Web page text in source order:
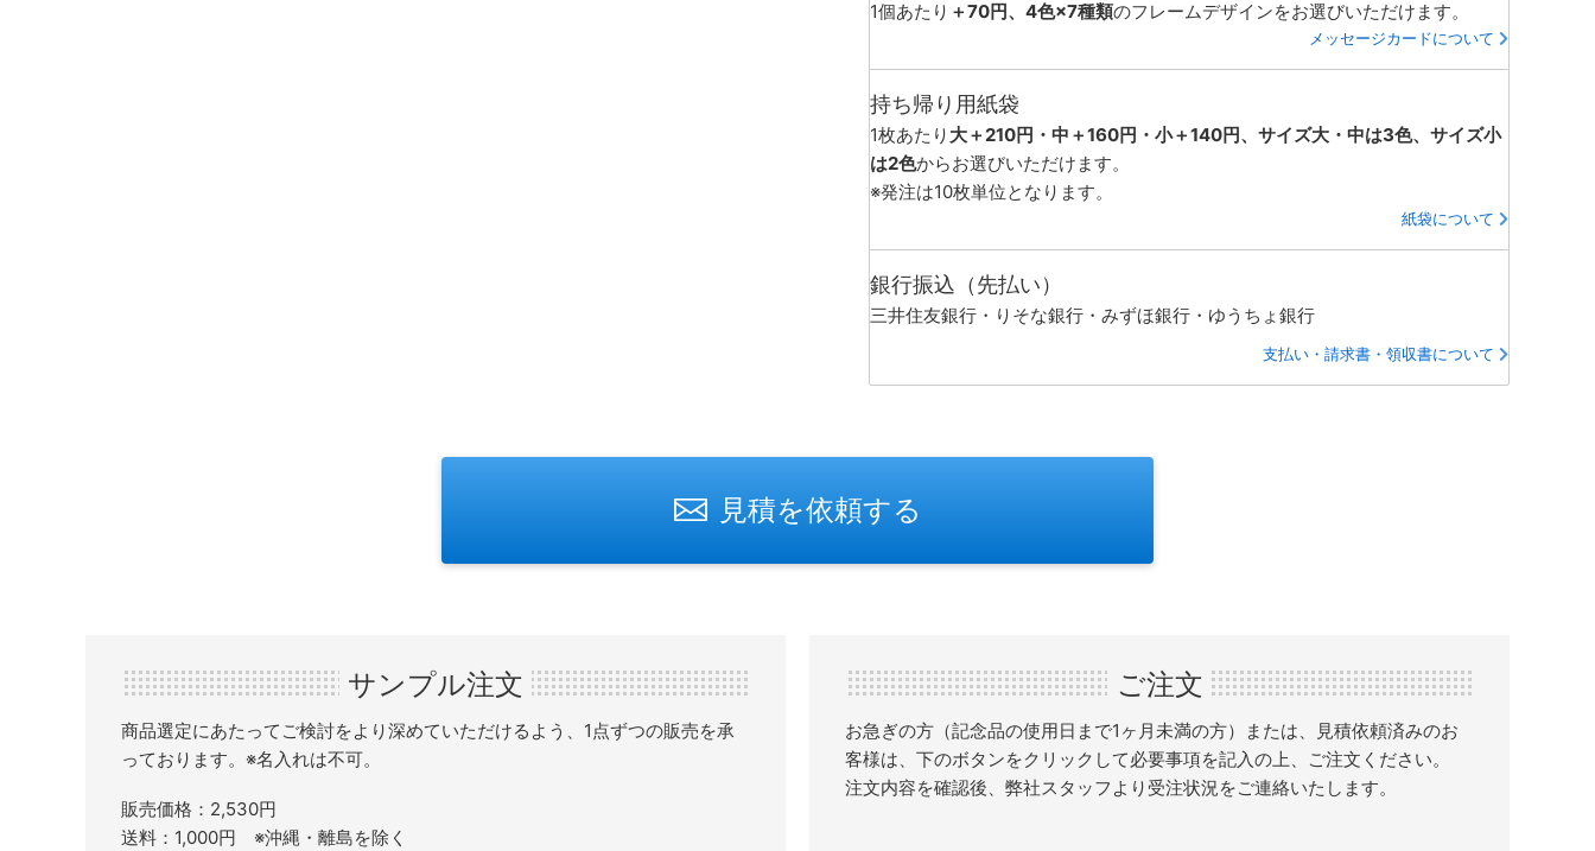
1個あたり ＋70円、4色×7種類のフレームデザインをお選びいただけます。
メッセージカードについて
持ち帰り用紙袋
1枚あたり 大＋210円・中＋160円・小＋140円、サイズ大・中は3色、サイズ小
は2色からお選びいただけます。
※発注は10枚単位となります。
紙袋について
銀行振込（先払い）
三井住友銀行・りそな銀行・みずほ銀行・ゆうちょ銀行
支払い・請求書・領収書について
見積を依頼する
サンプル注文
商品選定にあたってご検討をより深めていただけるよう、1点ずつの販売を承
っております。※名入れは不可。
販売価格：2,530円
送料：1,000円 ※沖縄・離島を除く
ご注文
お急ぎの方（記念品の使用日まで1ヶ月未満の方）または、見積依頼済みのお
客様は、下のボタンをクリックして必要事項を記入の上、ご注文ください。
注文内容を確認後、弊社スタッフより受注状況をご連絡いたします。